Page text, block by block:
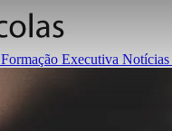
Formação Executiva Notícias